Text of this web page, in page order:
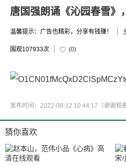
唐国强朗诵《沁园春雪》
温馨提示：广告也精彩，分享有钱赚！
围观107933次 (0)
发布时间：2022-08-12 10:44:17（谢谢观看
猜你喜欢